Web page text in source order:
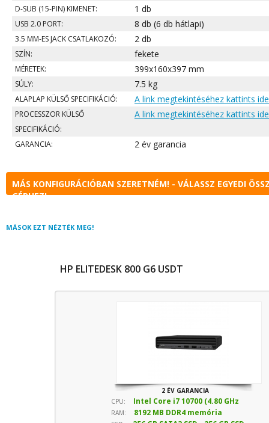
D-SUB (15-PIN) KIMENET: 1 db
USB 2.0 PORT: 8 db (6 db hátlapi)
3.5 MM-ES JACK CSATLAKOZÓ: 2 db
SZÍN: fekete
MÉRETEK: 399x160x397 mm
SÚLY: 7.5 kg
ALAPLAP KÜLSŐ SPECIFIKÁCIÓ: A link megtekintéséhez kattints ide
PROCESSZOR KÜLSŐ
SPECIFIKÁCIÓ:
A link megtekintéséhez kattints ide
GARANCIA: 2 év garancia
MÁS KONFIGURÁCIÓBAN SZERETNÉM! - VÁLASSZ EGYEDI
GÉPHEZ!
MÁSOK EZT NÉZTÉK MEG!
HP ELITEDESK 800 G6 USDT
2 ÉV GARANCIA
CPU:
Intel Core i7 10700 (4.80 GHz
sebesség)
RAM: 8192 MB DDR4 memória